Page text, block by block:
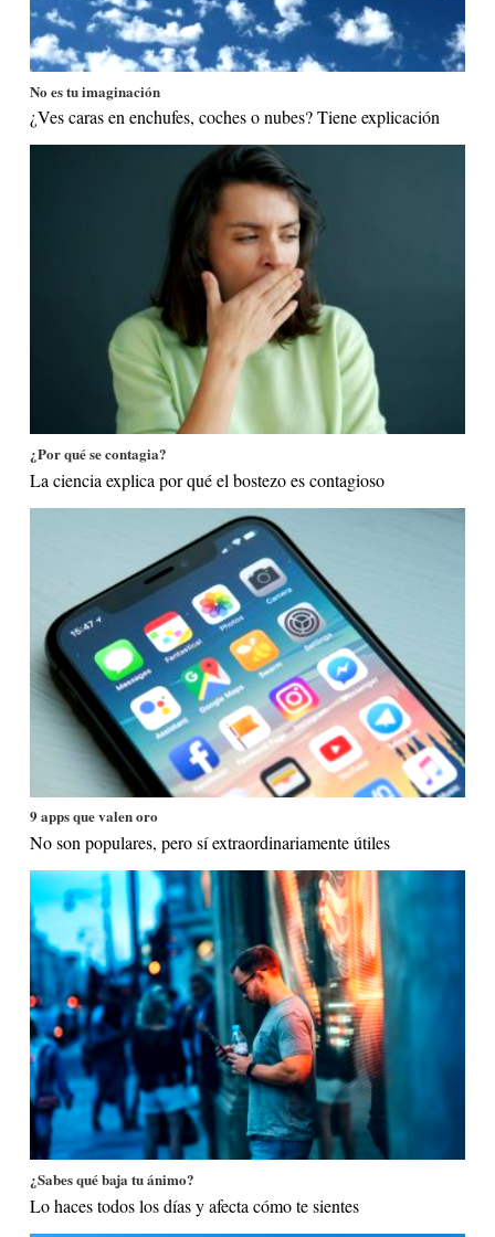
No es tu imaginación
¿Ves caras en enchufes, coches o nubes? Tiene explicación
¿Por qué se contagia?
La ciencia explica por qué el bostezo es contagioso
9 apps que valen oro
No son populares, pero sí extraordinariamente útiles
¿Sabes qué baja tu ánimo?
Lo haces todos los días y afecta cómo te sientes